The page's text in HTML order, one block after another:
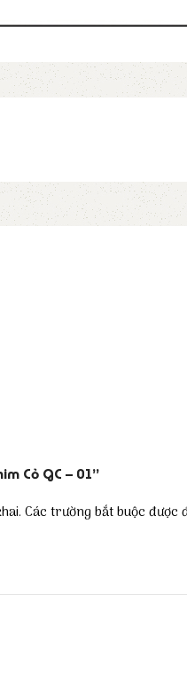
Cỏ GC – 01”
Các trường bắt buộc được